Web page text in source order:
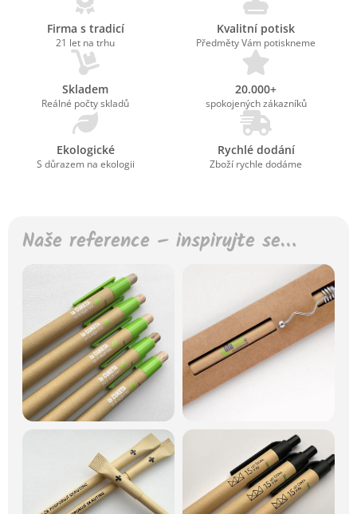
Firma s tradicí
21 let na trhu
Kvalitní potisk
Předměty Vám potiskneme
Skladem
Reálné počty skladů
20.000+
spokojených zákazníků
Ekologické
S důrazem na ekologii
Rychlé dodání
Zboží rychle dodáme
Naše reference – inspirujte se…